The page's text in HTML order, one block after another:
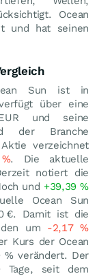
Ocean
und hat seinen
Sun ist in
über eine
und seine
der Branche
verzeichnet
%. Die aktuelle
notiert die
und +39,39%
Ocean Sun
€. Damit ist die
um -2,17%
Kurs der Ocean
%verändert. Der
seit dem